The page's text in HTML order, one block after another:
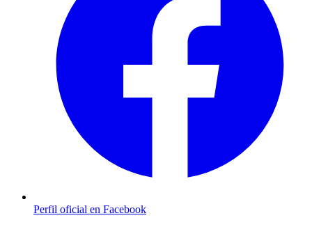
Perfil oficial en Facebook